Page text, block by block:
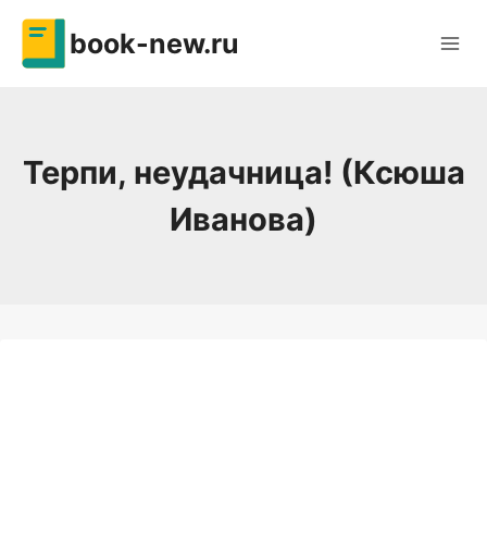
Перейти
содержимому
book-new.ru
Терпи, неудачница! (Ксюша
Иванова)